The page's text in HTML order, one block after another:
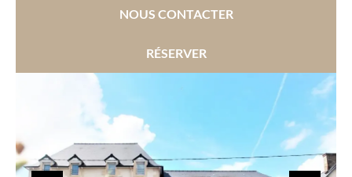
NOUS CONTACTER
RÉSERVER